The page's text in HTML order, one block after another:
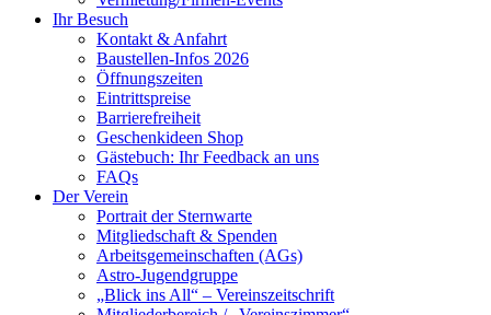
Ihr Besuch
Kontakt & Anfahrt
Baustellen-Infos 2026
Öffnungszeiten
Eintrittspreise
Barrierefreiheit
Geschenkideen Shop
Gästebuch: Ihr Feedback an uns
FAQs
Der Verein
Portrait der Sternwarte
Mitgliedschaft & Spenden
Arbeitsgemeinschaften (AGs)
Astro-Jugendgruppe
„Blick ins All“ – Vereinszeitschrift